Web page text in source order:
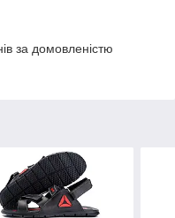
за домовленістю